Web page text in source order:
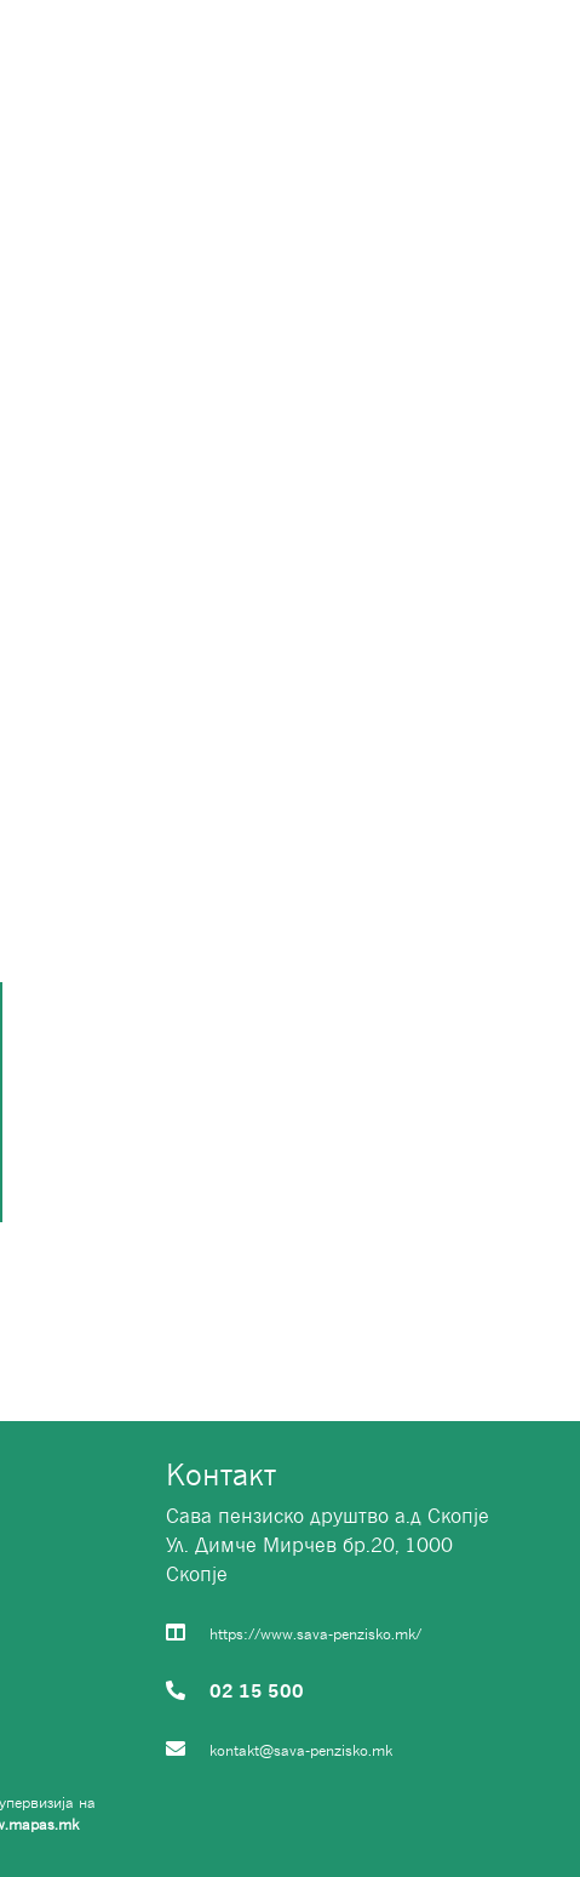
Контакт
Сава пензиско друштво а.д Скопје
Ул. Димче Мирчев бр.20, 1000
Скопје
https://www.sava-penzisko.mk/
02 15 500
kontakt@sava-penzisko.mk
на